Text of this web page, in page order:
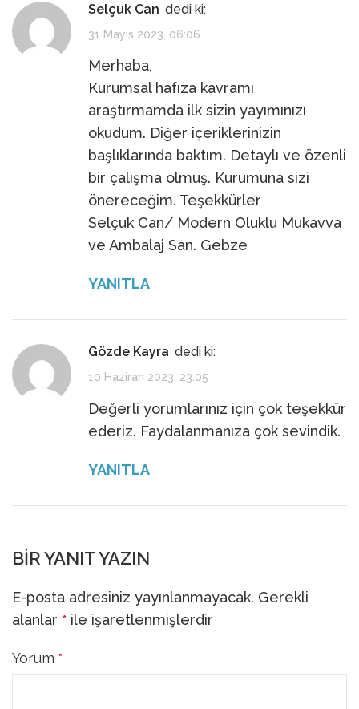
Selçuk Can dedi ki:
31 Mayıs 2023, 06:06
Merhaba,
Kurumsal hafıza kavramı
araştırmamda ilk sizin yayımınızı
okudum. Diğer içeriklerinizin
başlıklarında baktım. Detaylı ve özenli
bir çalışma olmuş. Kurumuna sizi
önereceğim. Teşekkürler
Selçuk Can/ Modern Oluklu Mukavva
ve Ambalaj San. Gebze
YANITLA
Gözde Kayra dedi ki:
10 Haziran 2023, 23:05
Değerli yorumlarınız için çok teşekkür
ederiz. Faydalanmanıza çok sevindik.
YANITLA
BIR YANIT YAZIN
E-posta adresiniz yayınlanmayacak. Gerekli
alanlar * ile işaretlenmişlerdir
Yorum *